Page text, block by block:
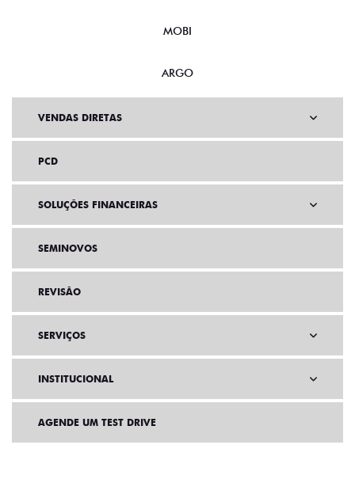
MOBI
ARGO
VENDAS DIRETAS
PCD
SOLUÇÕES FINANCEIRAS
SEMINOVOS
REVISÃO
SERVIÇOS
INSTITUCIONAL
AGENDE UM TEST DRIVE